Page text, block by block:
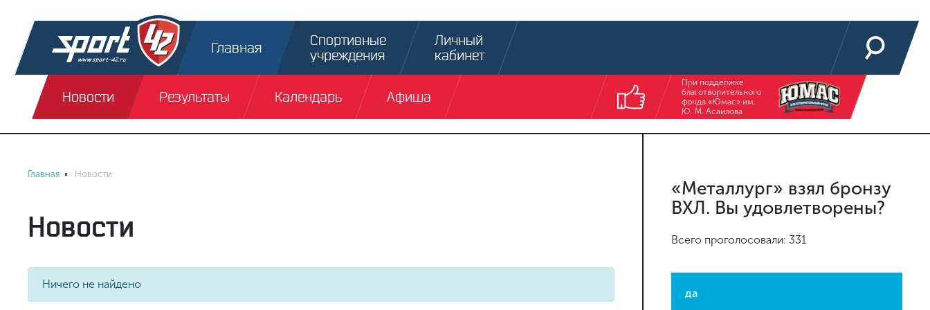
Главная
Спортивные
учреждения
Личный
кабинет
Новости Результаты Календарь Афиша
При поддержке
благотворительного
фонда «Юмас» им.
Ю. М. Асаилова
Главная Новости
Новости
Ничего не найдено
«Металлург» взял бронзу
ВХЛ. Вы удовлетворены?
Всего проголосовали: 331
да